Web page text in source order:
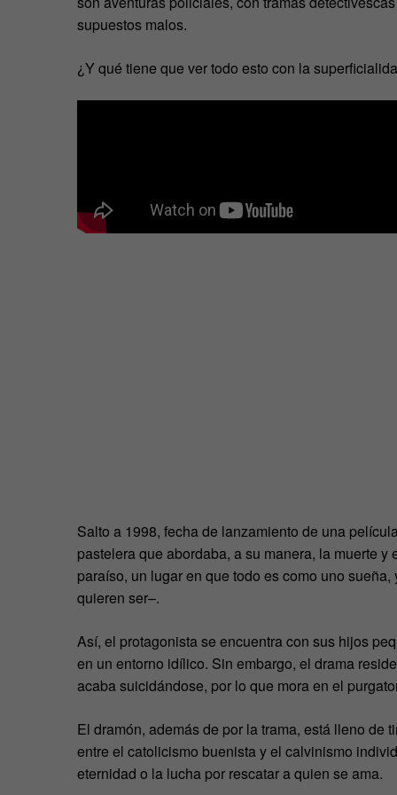
supuestos malos.
¿Y qué tiene que ver todo esto con la
Salto a 1998, fecha de lanzamiento de una
pastelera que abordaba, a su manera, la muerte y
paraíso, un lugar en que todo es como uno
quieren ser–.
Así, el protagonista se encuentra con sus hijos
en un entorno idílico. Sin embargo, el drama
acaba suicidándose, por lo que mora en el
El dramón, además de por la trama, está lleno
entre el catolicismo buenista y el calvinismo
eternidad o la lucha por rescatar a quien se ama.